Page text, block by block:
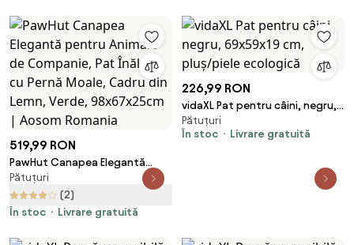
Aosom Romania
519,99 RON
PawHut Canapea Elegantă
pentru Animale de Companie,
Pat Înălțat cu Pernă Moale,
Cadru din Lemn, Verde,
Pătuțuri
(2)
În stoc
Livrare gratuită
226,99 RON
vidaXL Pat pentru câini, negru,
69x59x19 cm, pluș/piele
ecologică
Pătuțuri
În stoc
Livrare gratuită